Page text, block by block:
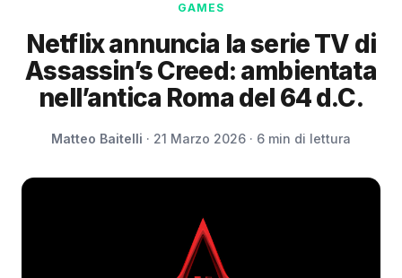
GAMES
Netflix annuncia la serie TV di
Assassin’s Creed: ambientata
nell’antica Roma del 64 d.C.
Matteo Baitelli · 21 Marzo 2026 · 6 min di lettura